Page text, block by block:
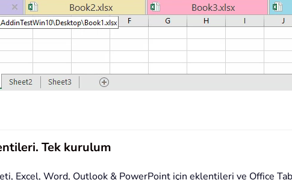
Tek kurulum
Excel, Word, Outlook & PowerPoint için eklentileri ve Office